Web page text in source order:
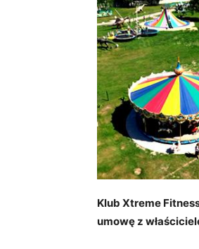
Klub Xtreme
umowę z